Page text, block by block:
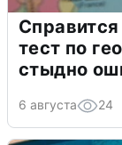
тест по
стыдно
6 августа 24